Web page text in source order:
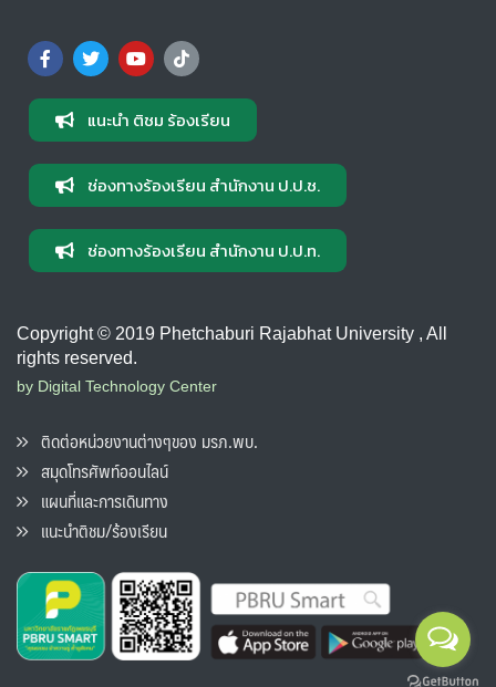
แนะนำ ติชม ร้องเรียน
ช่องทางร้องเรียน สำนักงาน ป.ป.ช.
ช่องทางร้องเรียน สำนักงาน ป.ป.ท.
Copyright © 2019 Phetchaburi Rajabhat University , All
rights reserved.
by Digital Technology Center
ติดต่อหน่วยงานต่างๆของ มรภ.พบ.
สมุดโทรศัพท์ออนไลน์
แผนที่และการเดินทาง
แนะนำติชม/ร้องเรียน